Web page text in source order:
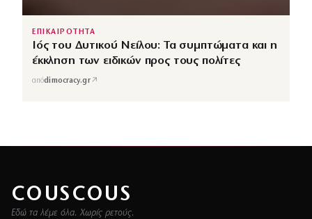
ΕΠΙΚΑΙΡΟΤΗΤΑ
Ιός του Δυτικού Νείλου: Τα συμπτώματα και η
έκκληση των ειδικών προς τους πολίτες
απόdimocracy.gr↗
COUSCOUS
Εδώ τα λέμε όλα. Χωρίς ρετούς.